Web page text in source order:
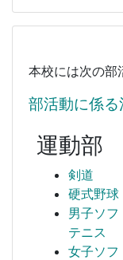
本校には次の部
部活動に係る
運動部
剣道
硬式野球
男子ソフ
テニス
女子ソフ